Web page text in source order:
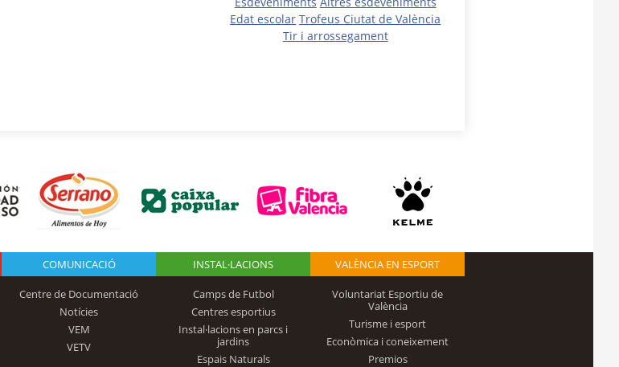
Edat escolar Trofeus Ciutat de València
Tir i arrossegament
COMUNICACIÓ
Centre de Documentació
Notícies
VEM
VETV
INSTAL·LACIONS
Camps de Futbol
Centres esportius
Instal·lacions en parcs i
jardins
Espais Naturals
VALÈNCIA EN ESPORT
Voluntariat Esportiu de
València
Turisme i esport
Econòmica i coneixement
Premios